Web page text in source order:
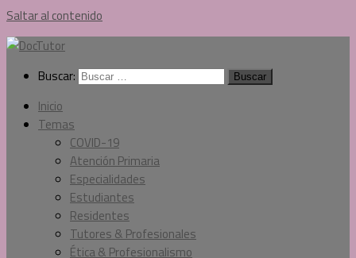
Saltar al contenido
Buscar:
Inicio
Temas
COVID-19
Atención Primaria
Especialidades
Estudiantes
Residentes
Tutores & Profesionales
Ética & Profesionalismo